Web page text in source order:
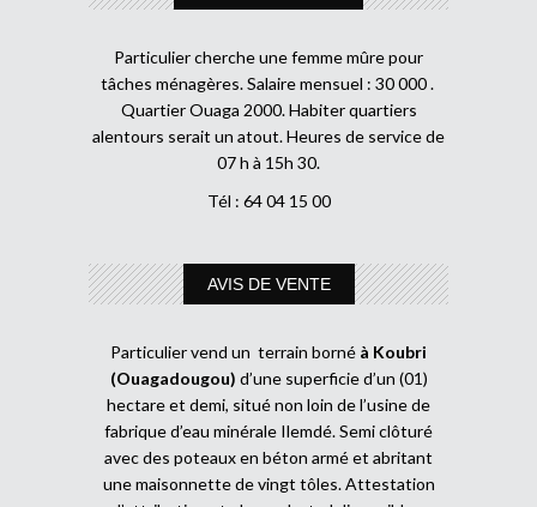
Particulier cherche une femme mûre pour
tâches ménagères. Salaire mensuel : 30 000 .
Quartier Ouaga 2000. Habiter quartiers
alentours serait un atout. Heures de service de
07 h à 15h 30.
Tél : 64 04 15 00
AVIS DE VENTE
Particulier vend un terrain borné à Koubri
(Ouagadougou) d’une superficie d’un (01)
hectare et demi, situé non loin de l’usine de
fabrique d’eau minérale Ilemdé. Semi clôturé
avec des poteaux en béton armé et abritant
une maisonnette de vingt tôles. Attestation